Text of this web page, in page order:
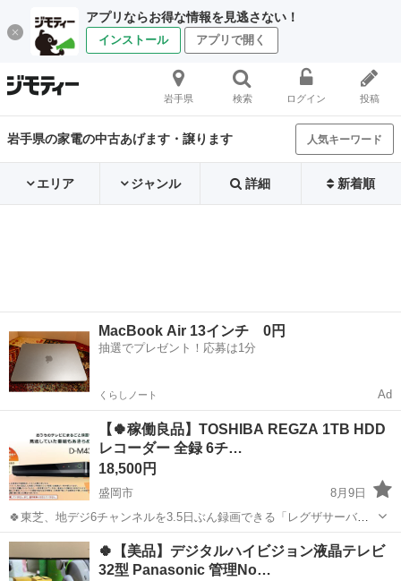
アプリならお得な情報を見逃さない！
インストール アプリで開く
岩手県 検索 ログイン 投稿
岩手県の家電の中古あげます・譲ります 人気キーワード
エリア ジャンル 詳細 新着順
MacBook Air 13インチ 0円
抽選でプレゼント！応募は1分
くらしノート Ad
【🍀稼働良品】TOSHIBA REGZA 1TB HDD
レコーダー 全録 6チ…
18,500円
盛岡市
8月9日
🍀東芝、地デジ6チャンネルを3.5日ぶん録画できる「レグザサーバー
D-M430」、「タイムシフトマシン」搭載レコーダーの入門機 🍀画像
①②はサンプル画像です。 🐱本体の他、アンテナケーブルが一式付い
ていますので、他に購...
岩手 盛岡市 映像プレーヤー、レコーダー
タイムシフトマシン
🍀【美品】デジタルハイビジョン液晶テレビ
32型 Panasonic 管理No…